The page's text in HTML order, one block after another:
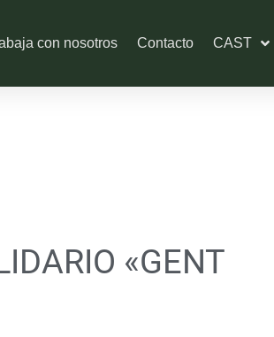
con nosotros Contacto CAST
«GENT